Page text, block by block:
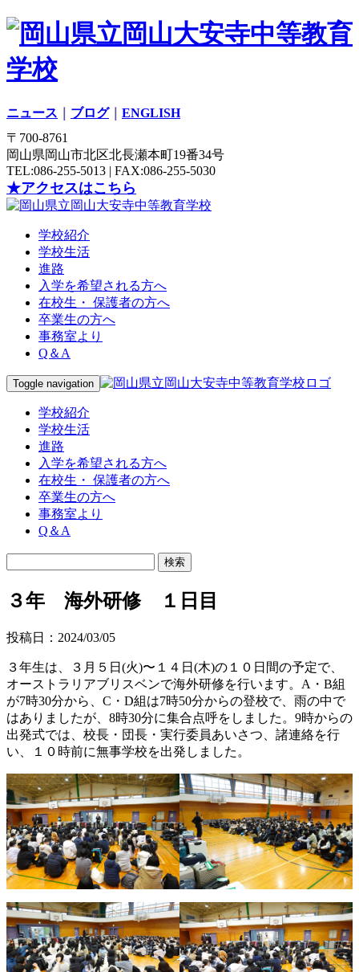
ニュース ブログ｜ ENGLISH
〒700-8761
岡山県岡山市北区北長瀬本町19番34号
TEL:086-255-5013 | FAX:086-255-5030
★アクセスはこちら
学校紹介
学校生活
進路
入学を希望される方へ
在校生・ 保護者の方へ
卒業生の方へ
事務室より
Q＆A
Toggle navigation
学校紹介
学校生活
進路
入学を希望される方へ
在校生・ 保護者の方へ
卒業生の方へ
事務室より
Q＆A
３年 海外研修 １日目
投稿日：2024/03/05
３年生は、３月５日(火)〜１４日(木)の１０日間の予定で、
オーストラリアブリスベンで海外研修を行います。A・B組
が7時30分から、C・D組は7時50分からの登校で、雨の中で
はありましたが、8時30分に集合点呼をしました。9時からの
出発式では、校長・団長・実行委員あいさつ、諸連絡を行
い、１０時前に無事学校を出発しました。